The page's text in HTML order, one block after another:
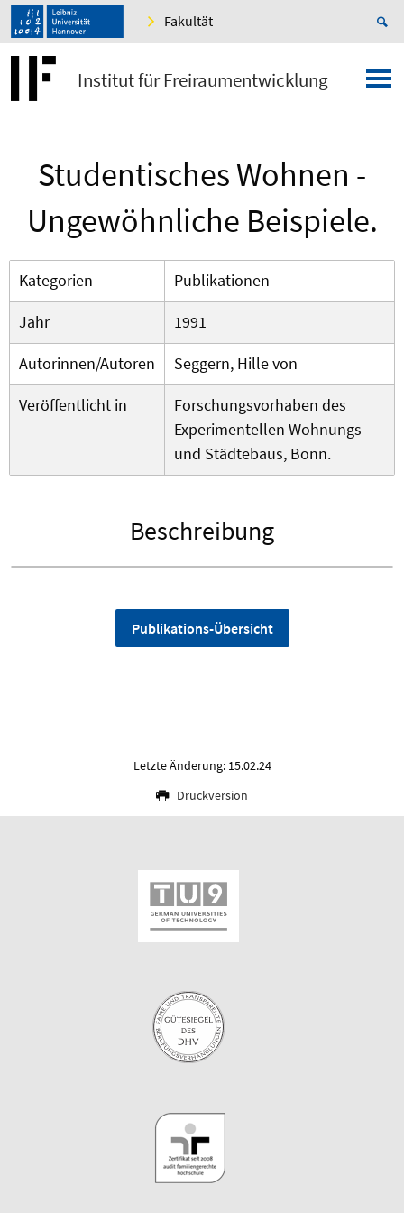
Fakultät
Institut für Freiraumentwicklung
Studentisches Wohnen -
Ungewöhnliche Beispiele.
Kategorien
Publikationen
Jahr
1991
Autorinnen/Autoren
Seggern, Hille von
Veröffentlicht in
Forschungsvorhaben des
Experimentellen Wohnungs-
und Städtebaus, Bonn.
Beschreibung
Publikations-Übersicht
Letzte Änderung: 15.02.24
Druckversion